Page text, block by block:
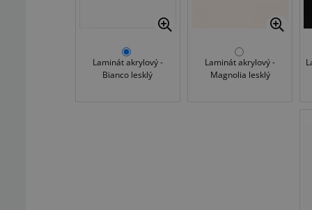
Laminát akrylový -
Bianco lesklý
Laminát akrylový -
Magnolia lesklý